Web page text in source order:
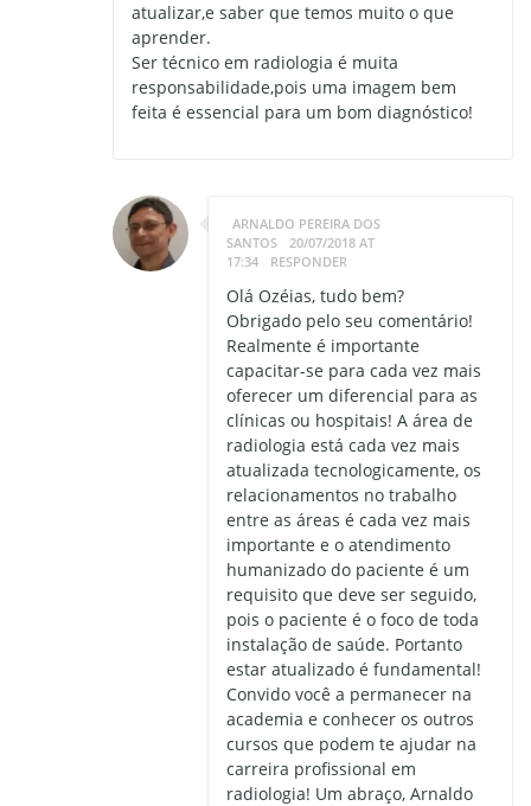
atualizar,e saber que temos muito o que
aprender.
Ser técnico em radiologia é muita
responsabilidade,pois uma imagem bem
feita é essencial para um bom diagnóstico!
ARNALDO PEREIRA DOS
SANTOS
20/07/2018 AT
17:34
RESPONDER
Olá Ozéias, tudo bem?
Obrigado pelo seu comentário!
Realmente é importante
capacitar-se para cada vez mais
oferecer um diferencial para as
clínicas ou hospitais! A área de
radiologia está cada vez mais
atualizada tecnologicamente, os
relacionamentos no trabalho
entre as áreas é cada vez mais
importante e o atendimento
humanizado do paciente é um
requisito que deve ser seguido,
pois o paciente é o foco de toda
instalação de saúde. Portanto
estar atualizado é fundamental!
Convido você a permanecer na
academia e conhecer os outros
cursos que podem te ajudar na
carreira profissional em
radiologia! Um abraço, Arnaldo